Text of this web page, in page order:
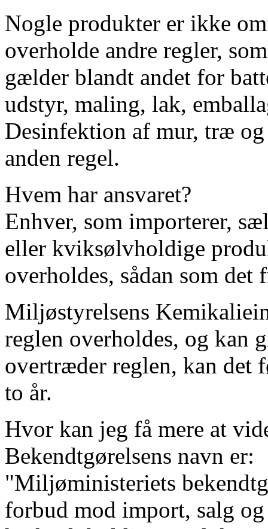
Nogle produkter er ikke
overholde andre regler,
gælder blandt andet for
udstyr, maling, lak,
Desinfektion af mur, træ
anden regel.
Hvem har ansvaret?
Enhver, som importerer,
eller kviksølvholdige
overholdes, sådan som det
Miljøstyrelsens
reglen overholdes, og kan
overtræder reglen, kan
to år.
Hvor kan jeg få mere at
Bekendtgørelsens navn er:
"Miljøministeriets
forbud mod import, salg